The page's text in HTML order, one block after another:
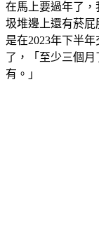
另一名社區住戶
在馬上要過年了，
圾堆邊上還有菸
是在2023年下半
了，「至少三個月